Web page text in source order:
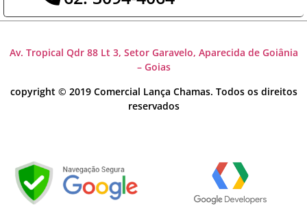
Av. Tropical Qdr 88 Lt 3, Setor Garavelo, Aparecida de Goiânia
– Goias
copyright © 2019 Comercial Lança Chamas. Todos os direitos
reservados